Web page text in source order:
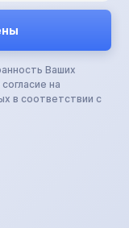
Ваших
на
в соответствии с